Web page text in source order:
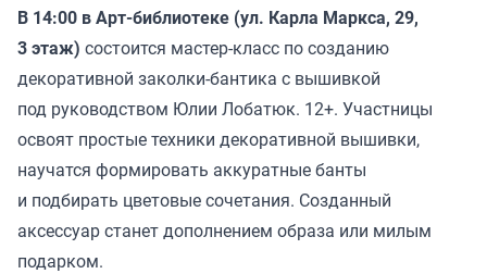
В 14:00 в Арт-библиотеке (ул. Карла Маркса, 29,
3 этаж) состоится мастер-класс по созданию
декоративной заколки-бантика с вышивкой
под руководством Юлии Лобатюк. 12+. Участницы
освоят простые техники декоративной вышивки,
научатся формировать аккуратные банты
и подбирать цветовые сочетания. Созданный
аксессуар станет дополнением образа или милым
подарком.